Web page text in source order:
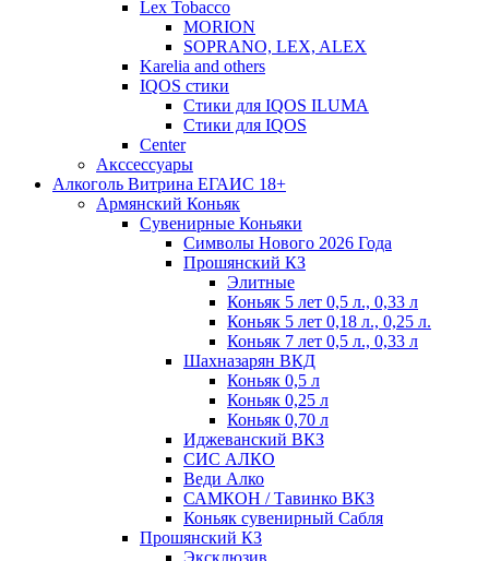
Lex Tobacco
MORION
SOPRANO, LEX, ALEX
Karelia and others
IQOS стики
Стики для IQOS ILUMA
Стики для IQOS
Сenter
Акссессуары
Алкоголь Витрина ЕГАИС 18+
Армянский Коньяк
Сувенирные Коньяки
Символы Нового 2026 Года
Прошянский КЗ
Элитные
Коньяк 5 лет 0,5 л., 0,33 л
Коньяк 5 лет 0,18 л., 0,25 л.
Коньяк 7 лет 0,5 л., 0,33 л
Шахназарян ВКД
Коньяк 0,5 л
Коньяк 0,25 л
Коньяк 0,70 л
Иджеванский ВКЗ
СИС АЛКО
Веди Алко
САМКОН / Тавинко ВКЗ
Коньяк сувенирный Сабля
Прошянский КЗ
Эксклюзив